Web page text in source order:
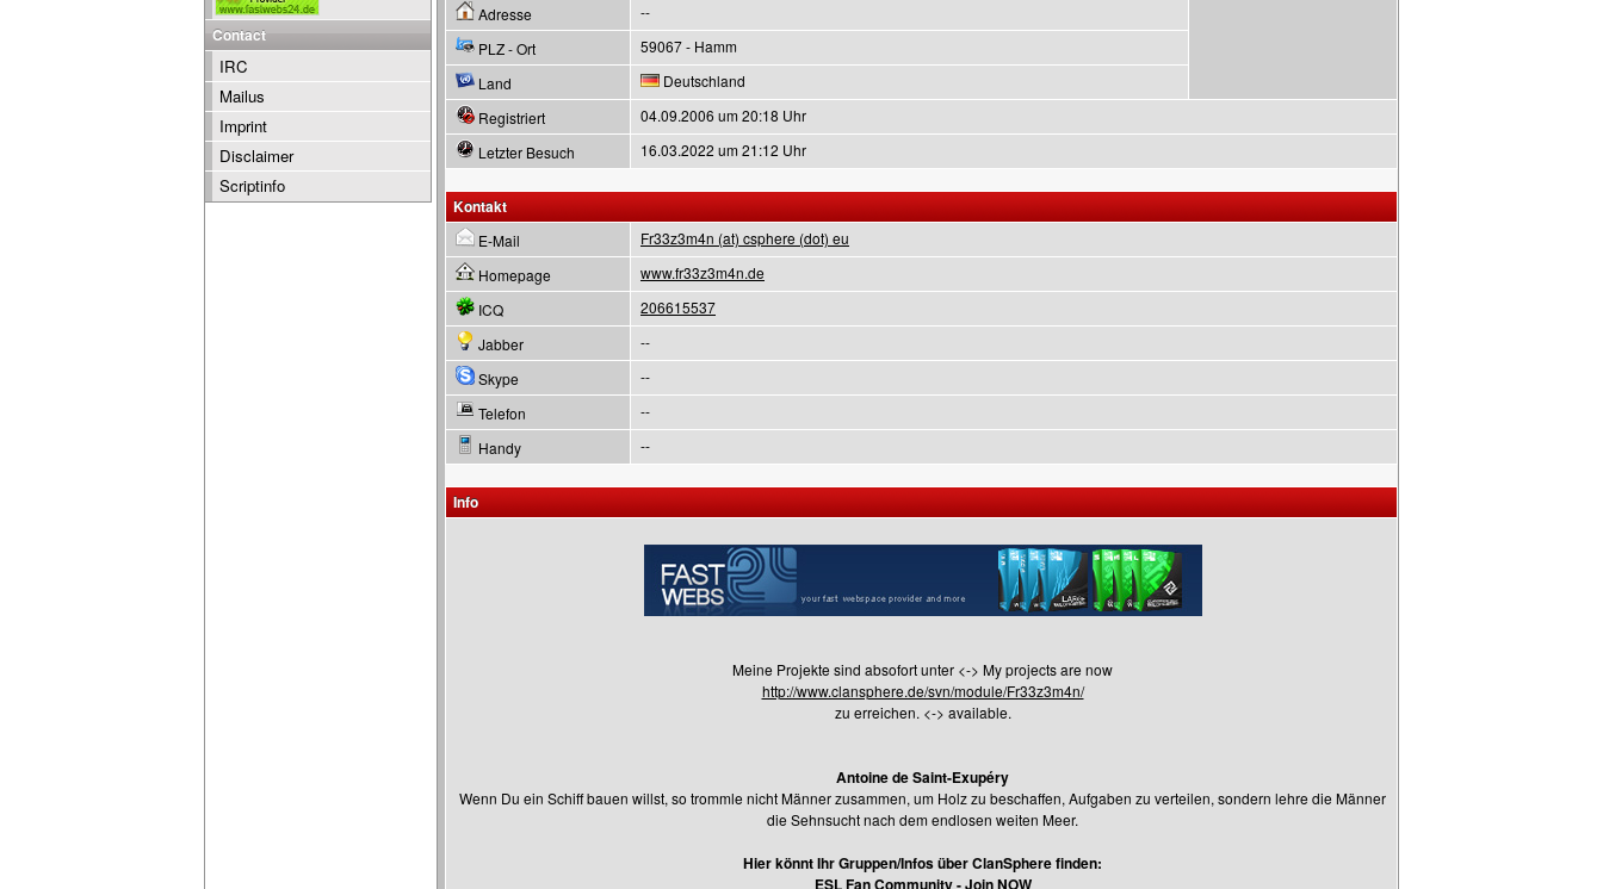
Adresse
--
PLZ - Ort
59067 - Hamm
Land
Deutschland
Registriert
04.09.2006 um 20:18 Uhr
Letzter Besuch
16.03.2022 um 21:12 Uhr
Kontakt
E-Mail
Fr33z3m4n (at) csphere (dot) eu
Homepage
www.fr33z3m4n.de
ICQ
206615537
Jabber
--
Skype
--
Telefon
--
Handy
--
Info
Meine Projekte sind absofort unter <-> My projects are now
http://www.clansphere.de/svn/module/Fr33z3m4n/
zu erreichen. <-> available.
Antoine de Saint-Exupéry
Wenn Du ein Schiff bauen willst, so trommle nicht Männer zusammen, um Holz zu beschaffen, Aufgaben zu verteilen, sondern lehre die Männer
die Sehnsucht nach dem endlosen weiten Meer.
Hier könnt Ihr Gruppen/Infos über ClanSphere finden:
ESL Fan Community - Join NOW
Contact
IRC
Mailus
Imprint
Disclaimer
Scriptinfo